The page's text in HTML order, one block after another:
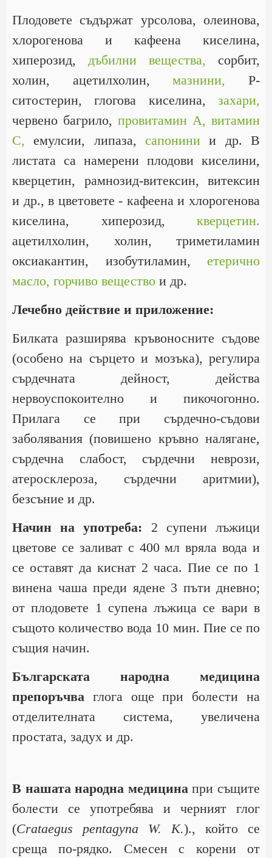
Плодовете съдържат урсолова, олеинова,
хлорогенова и кафеена киселина,
хиперозид, дъбилни вещества, сорбит,
холин, ацетилхолин,мазнини, Р-
ситостерин, глогова киселина, захари,
червено багрило, провитамин А, витамин
С, емулсии, липаза, сапонини и др. В
листата са намерени плодови киселини,
кверцетин, рамнозид-витексин, витексин
и др., в цветовете - кафеена и хлорогенова
киселина, хиперозид, кверцетин.
ацетилхолин, холин, триметиламин
оксиакантин, изобутиламин, етерично
масло, горчиво вещество и др.
Лечебно действие и приложение:
Билката разширява кръвоносните съдове
(особено на сърцето и мозъка), регулира
сърдечната дейност, действа
нервоуспокоително и пикочогонно.
Прилага се при сърдечно-съдови
заболявания (повишено кръвно налягане,
сърдечна слабост, сърдечни неврози,
атеросклероза, сърдечни аритмии),
безсъние и др.
Начин на употреба: 2 супени лъжици
цветове се заливат с 400 мл вряла вода и
се оставят да киснат 2 часа. Пие се по 1
винена чаша преди ядене 3 пъти дневно;
от плодовете 1 супена лъжица се вари в
същото количество вода 10 мин. Пие се по
същия начин.
Българската народна медицина
препоръчва глога още при болести на
отделителната система, увеличена
простата, задух и др.
В нашата народна медицина при същите
болести се употребява и черният глог
(Crataegus pentagyna W. К.)., който се
среща по-рядко. Смесен с корени от